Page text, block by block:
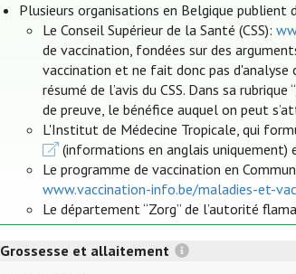
Plusieurs organisations en Belgique
Le Conseil Supérieur de la Santé (CSS):
de vaccination, fondées sur des
vaccination et ne fait donc pas d'analyse
résumé de l’avis du CSS. Dans sa
de preuve, le bénéfice auquel on peut
L'Institut de Médecine Tropicale, qui
(informations en anglais uniquement)
Le programme de vaccination en
www.vaccination-info.be/maladies-et-
Le département “Zorg” de l’autorité
Grossesse et allaitement